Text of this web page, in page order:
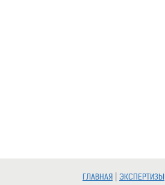
ГЛАВНАЯ | ЭКСПЕРТИЗЫ